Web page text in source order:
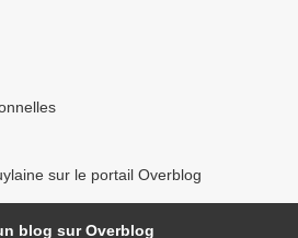
sur le portail Overblog
blog sur Overblog